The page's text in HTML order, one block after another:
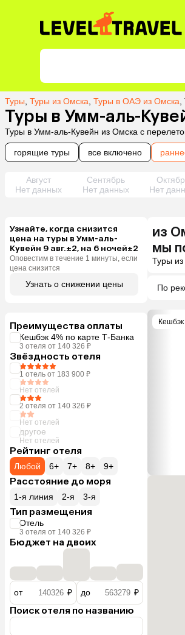
Туры Туры из Омска Туры в ОАЭ из Омска
Туры в Умм-аль-
Туры в Умм-аль-Кувейн из Омска с
горящие туры все включено
Август
Нет данных
Сентябрь
Нет данных
Нет
Узнайте, когда снизится
цена на туры в Умм-аль-
Кувейн 9 авг.±2, на 6 ночей±2
Оповестим в течение 1 минуты, если
цена снизится
Узнать о снижении цены
Преимущества оплаты
Кешбэк 4% по карте Т-Банка
3 отеля от 140 326 ₽
Звёздность отеля
1 отель от 183 900 ₽
Нет отелей
2 отеля от 140 326 ₽
Нет отелей
другое
Нет отелей
Рейтинг отеля
Любой 6+ 7+ 8+ 9+
Расстояние до моря
1-я линия 2-я 3-я
Тип размещения
Отель
3 отеля от 140 326 ₽
Бюджет на двоих
от ₽ до ₽
Поиск отеля по названию
из
мы
Туры
По
Кешбэк